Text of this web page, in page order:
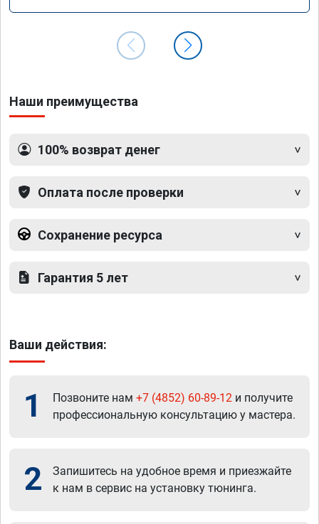
Наши преимущества
100% возврат денег
Оплата после проверки
Сохранение ресурса
Гарантия 5 лет
Ваши действия:
1 Позвоните нам +7 (4852) 60-89-12 и получите
профессиональную консультацию у мастера.
2
Запишитесь на удобное время и приезжайте
к нам в сервис на установку тюнинга.